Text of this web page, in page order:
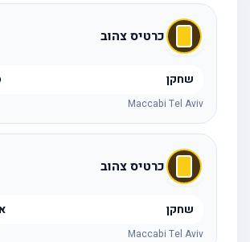
כרטיס צהוב
שחקן
Maccabi Tel Aviv
כרטיס צהוב
שחקן
Maccabi Tel Aviv